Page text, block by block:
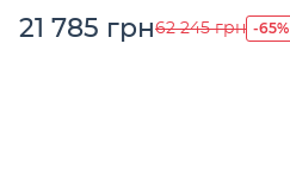
21 785 грн62 245 грн -65%